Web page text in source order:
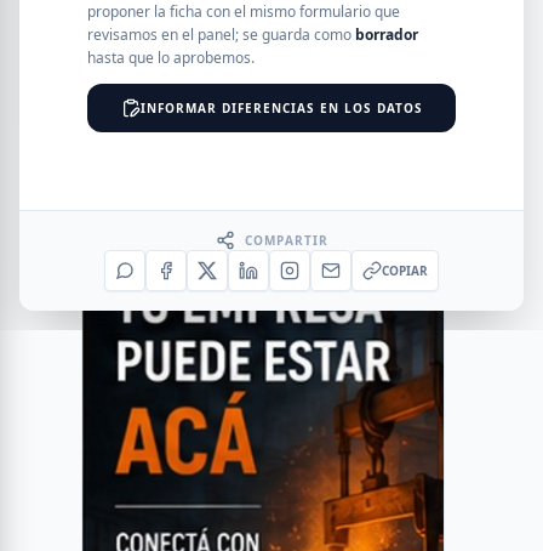
PROVINCIA
proponer la ficha con el mismo formulario que
revisamos en el panel; se guarda como borrador
hasta que lo aprobemos.
INFORMAR DIFERENCIAS EN LOS DATOS
COMPARTIR
COPIAR